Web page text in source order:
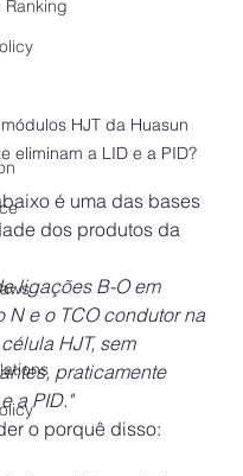
HJT da Huasun
eliminam a LID e a PID?
é uma das bases
dos produtos da
ligações B-O em
N e o TCO condutor na
HJT, sem
praticamente
a PID."
o porquê disso: